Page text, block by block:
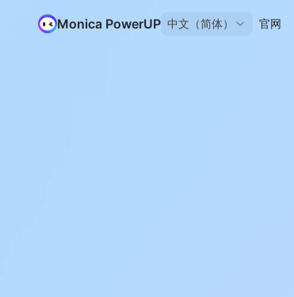
Monica PowerUP 中文（简体） 官网